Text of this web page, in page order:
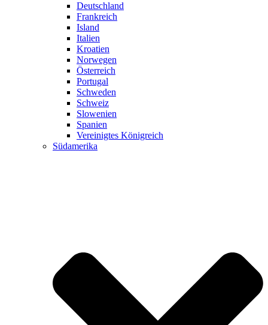
Deutschland
Frankreich
Island
Italien
Kroatien
Norwegen
Österreich
Portugal
Schweden
Schweiz
Slowenien
Spanien
Vereinigtes Königreich
Südamerika